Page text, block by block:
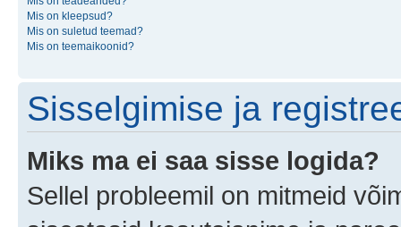
Mis on kleepsud?
Mis on suletud teemad?
Mis on teemaikoonid?
Sisselgimise ja
Miks ma ei saa sisse logida?
Sellel probleemil on mitmeid